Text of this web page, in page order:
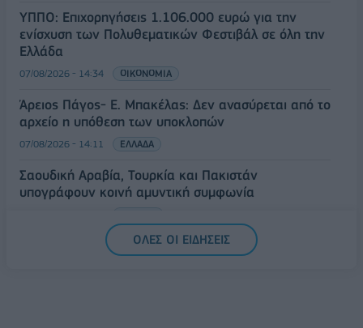
ΥΠΠΟ: Επιχορηγήσεις 1.106.000 ευρώ για την
ενίσχυση των Πολυθεματικών Φεστιβάλ σε όλη την
Ελλάδα
07/08/2026 - 14:34 ΟΙΚΟΝΟΜΙΑ
Άρειος Πάγος- Ε. Μπακέλας: Δεν ανασύρεται από το
αρχείο η υπόθεση των υποκλοπών
07/08/2026 - 14:11 ΕΛΛΑΔΑ
Σαουδική Αραβία, Τουρκία και Πακιστάν
υπογράφουν κοινή αμυντική συμφωνία
ΟΛΕΣ ΟΙ ΕΙΔΗΣΕΙΣ